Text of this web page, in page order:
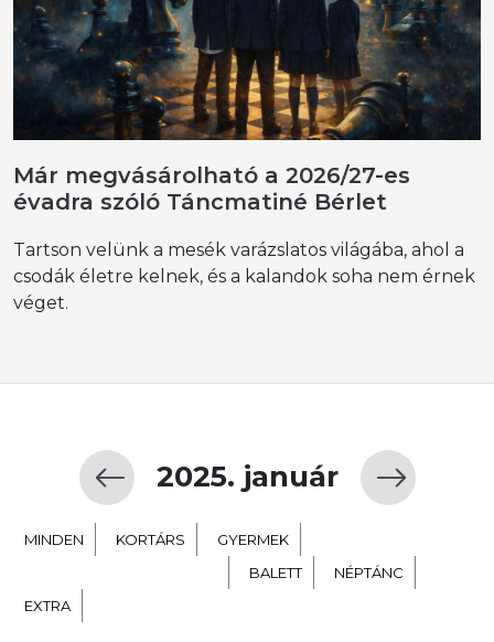
Már megvásárolható a 2026/27-es
évadra szóló Táncmatiné Bérlet
Tartson velünk a mesék varázslatos világába, ahol a
csodák életre kelnek, és a kalandok soha nem érnek
véget.
2025. január
MINDEN KORTÁRS
GYERMEK
BALETT
NÉPTÁNC
EXTRA